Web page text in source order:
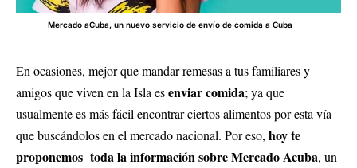
Mercado aCuba, un nuevo servicio de envío de comida a Cuba
En ocasiones, mejor que mandar remesas a tus familiares y
amigos que viven en la Isla esenviar comida; ya que
usualmente es más fácil encontrar ciertos alimentos por esta vía
que buscándolos en el mercado nacional. Por eso, hoy te
proponemos toda la información sobre Mercado Acuba, un